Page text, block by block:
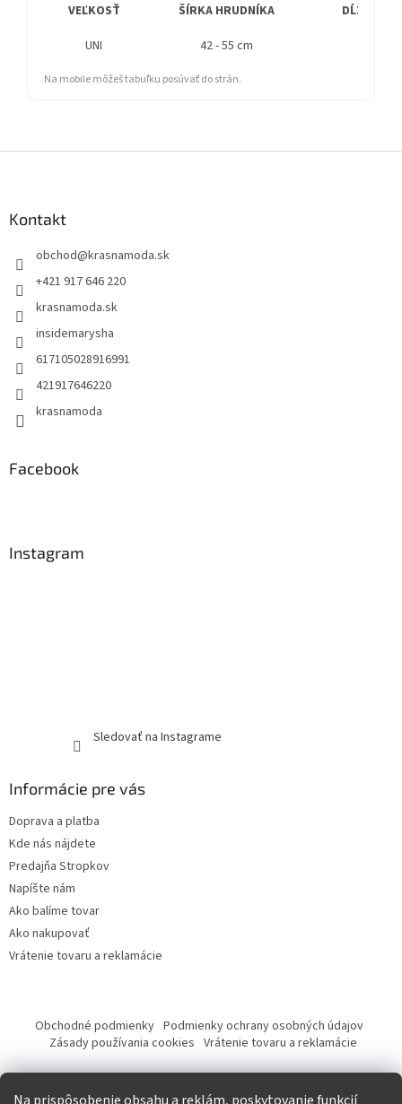
VEĽKOSŤ ŠÍRKA HRUDNÍKA
DĹŽKA
UNI
42 - 55 cm
Na mobile môžeš tabuľku posúvať do strán.
Kontakt
obchod@krasnamoda.sk
+421 917 646 220
krasnamoda.sk
insidemarysha
617105028916991
421917646220
krasnamoda
Facebook
Instagram
Sledovať na Instagrame
Informácie pre vás
Doprava a platba
Kde nás nájdete
Predajňa Stropkov
Napíšte nám
Ako balíme tovar
Ako nakupovať
Vrátenie tovaru a reklamácie
Obchodné podmienky Podmienky ochrany osobných údajov
Zásady používania cookies Vrátenie tovaru a reklamácie
Tvorba eshopu a SEO optimalizácia